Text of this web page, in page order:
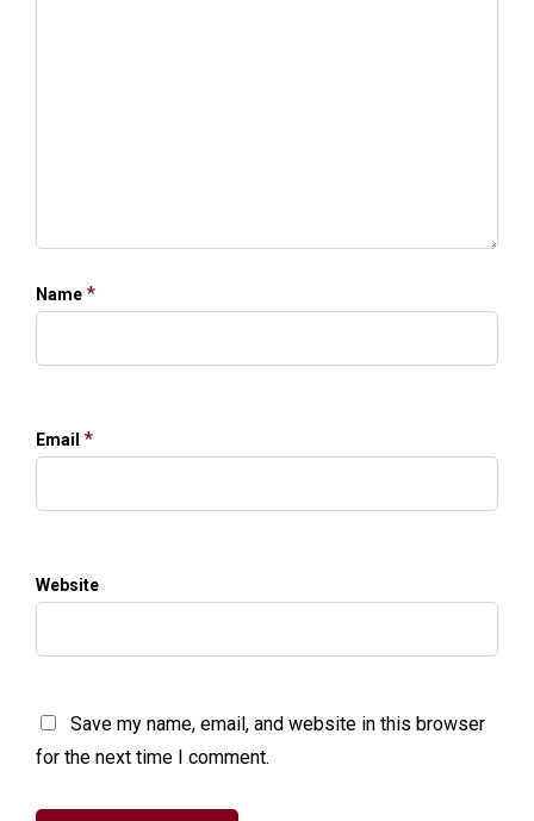
Name *
Email *
Website
Save my name, email, and website in this browser
for the next time I comment.